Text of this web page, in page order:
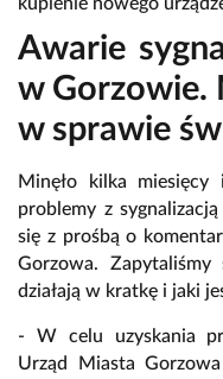
Awarie
w Gorzowie.
w sprawie
Minęło kilka
problemy z
się z prośbą o
Gorzowa. Zapytaliśmy
działają w kratkę i jaki
- W celu uzyskania
Urząd Miasta